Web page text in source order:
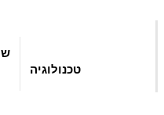
טכנולוגיה